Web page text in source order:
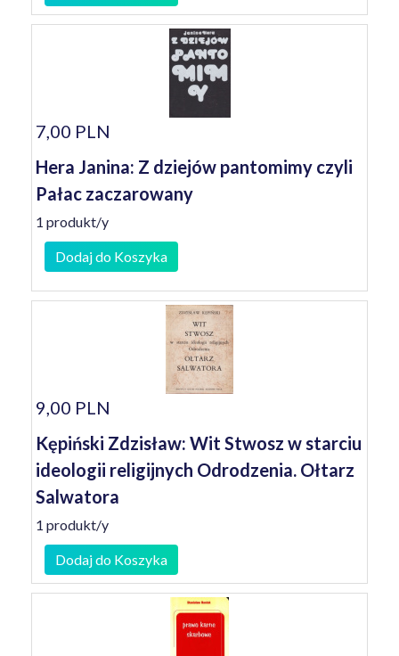
7,00 PLN
Hera Janina: Z dziejów pantomimy czyli
Pałac zaczarowany
1 produkt/y
Dodaj do Koszyka
9,00 PLN
Kępiński Zdzisław: Wit Stwosz w starciu
ideologii religijnych Odrodzenia. Ołtarz
Salwatora
1 produkt/y
Dodaj do Koszyka